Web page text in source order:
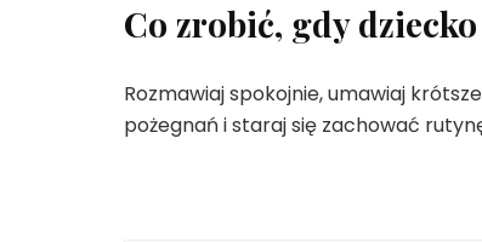
Co zrobić, gdy
Rozmawiaj spokojnie, umawiaj
pożegnań i staraj się zachować